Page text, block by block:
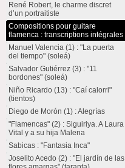
René Robert, le charme discret
d’un portraitiste
Compositions pour guitare
flamenca : transcriptions intégrales
Manuel Valencia (1) : "La puerta
del tiempo" (soleá)
Salvador Gutiérrez (3) : "11
bordones" (soleá)
Niño Ricardo (13) : "Caí calorri"
(tientos)
Diego de Morón (1) : Alegrías
"Flamencas" (2) : Siguiriya. A Laura
Vital y a su hija Malena
Sabicas : "Fantasia Inca"
Joselito Acedo (2) : "El jardín de las